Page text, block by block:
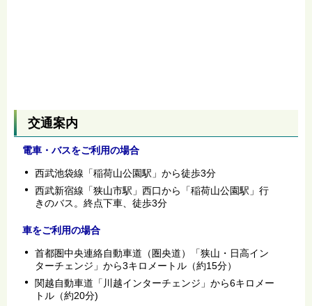
交通案内
電車・バスをご利用の場合
西武池袋線「稲荷山公園駅」から徒歩3分
西武新宿線「狭山市駅」西口から「稲荷山公園駅」行
きのバス。終点下車、徒歩3分
車をご利用の場合
首都圏中央連絡自動車道（圏央道）「狭山・日高イン
ターチェンジ」から3キロメートル（約15分）
関越自動車道「川越インターチェンジ」から6キロメー
トル（約20分)